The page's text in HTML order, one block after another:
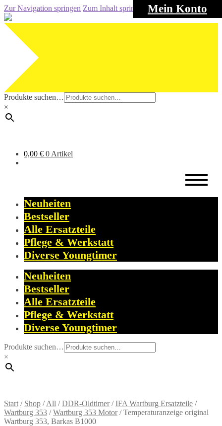
Mein Konto
Zur Navigation springen Zum Inhalt springen
Produkte suchen…
×
0,00 € 0 Artikel
Neuheiten
Bestseller
Alle Ersatzteile
Pflege & Werkstatt
Diverse Youngtimer
Neuheiten
Bestseller
Alle Ersatzteile
Pflege & Werkstatt
Diverse Youngtimer
Produkte suchen…
×
Start / Shop /All /DDR-Oldtimer/IFA Wartburg Ersatzteile /
Wartburg 353 /Wartburg 353 Motor/Temperaturanzeige original
Wartburg 353, Barkas B1000